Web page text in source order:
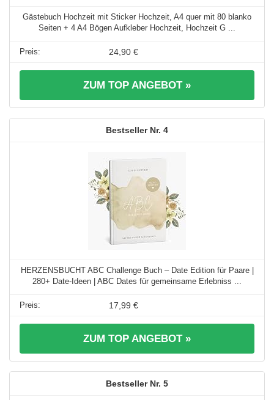
Gästebuch Hochzeit mit Sticker Hochzeit, A4 quer mit 80 blanko
Seiten + 4 A4 Bögen Aufkleber Hochzeit, Hochzeit G ...
24,90 €
ZUM TOP ANGEBOT »
4
HERZENSBUCHT ABC Challenge Buch – Date Edition für Paare |
280+ Date-Ideen | ABC Dates für gemeinsame Erlebniss ...
17,99 €
ZUM TOP ANGEBOT »
5